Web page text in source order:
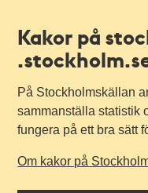
Kakor på
På Stockholmskällan
sammanställa statistik
fungera på ett bra sätt
Om kakor på